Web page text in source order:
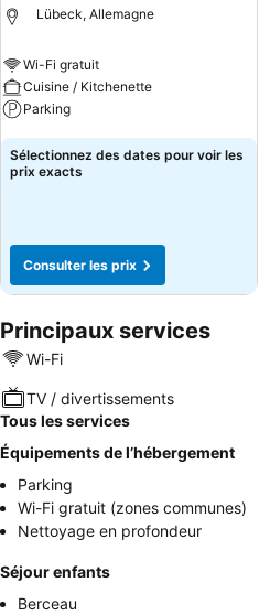
Lübeck, Allemagne
Wi-Fi gratuit
Cuisine / Kitchenette
Parking
Consulter les prix
Sélectionnez des dates pour voir les
prix exacts
Consulter les prix
Principaux services
Wi-Fi
TV / divertissements
Tous les services
Équipements de l’hébergement
Parking
Wi-Fi gratuit (zones communes)
Nettoyage en profondeur
Séjour enfants
Berceau